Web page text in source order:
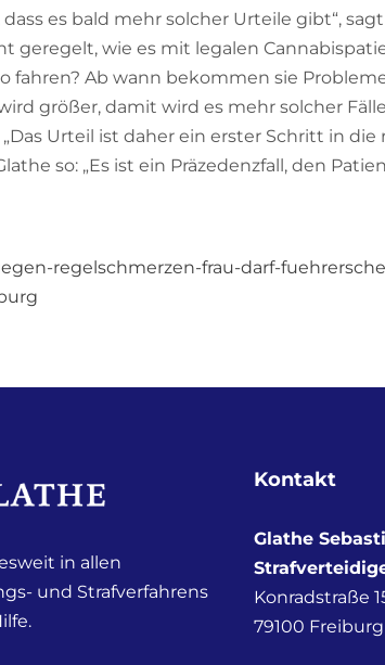
es bald mehr solcher Urteile gibt“,
geregelt, wie es mit legalen
fahren? Ab wann bekommen sie
größer, damit wird es mehr solcher
Urteil ist daher ein erster Schritt in
so: „Es ist ein Präzedenzfall, den
regelschmerzen-frau-darf-
in allen
und Strafverfahrens
Kontakt
Glathe
Konradstraße
79100